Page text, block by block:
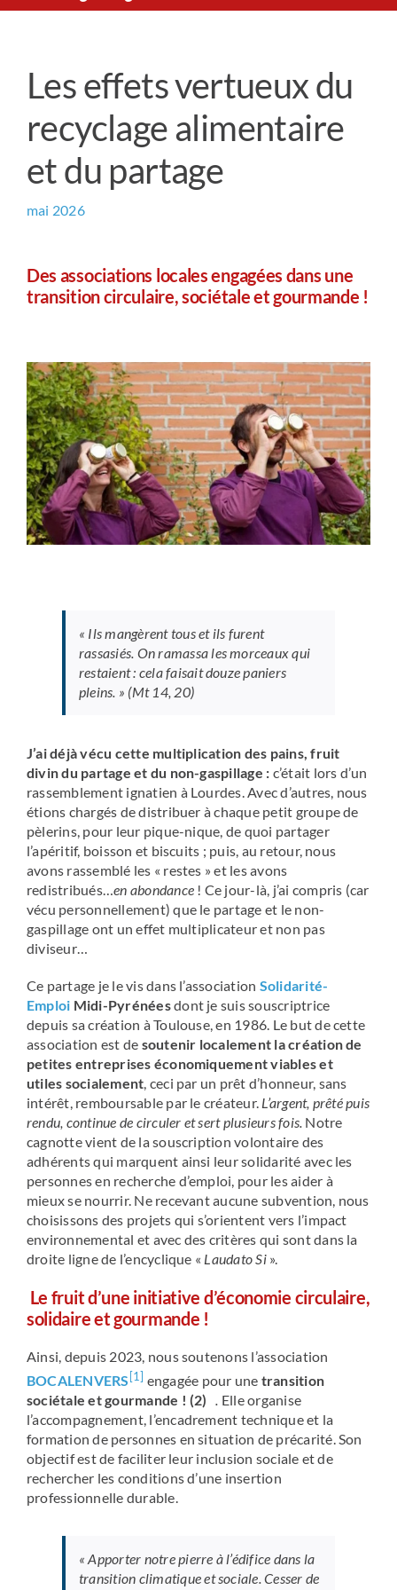
Prière universelle
Qui sommes-nous ?
Contact
Les effets vertueux du
recyclage alimentaire
et du partage
mai 2026
Des associations locales engagées dans une
transition circulaire, sociétale et gourmande !
« Ils mangèrent tous et ils furent
rassasiés. On ramassa les morceaux qui
restaient : cela faisait douze paniers
pleins. » (Mt 14, 20)
J’ai déjà vécu cette multiplication des pains, fruit
divin du partage et du non-gaspillage : c’était lors d’un
rassemblement ignatien à Lourdes. Avec d’autres, nous
étions chargés de distribuer à chaque petit groupe de
pèlerins, pour leur pique-nique, de quoi partager
l’apéritif, boisson et biscuits ; puis, au retour, nous
avons rassemblé les « restes » et les avons
redistribués…en abondance ! Ce jour-là, j’ai compris (car
vécu personnellement) que le partage et le non-
gaspillage ont un effet multiplicateur et non pas
diviseur…
Ce partage je le vis dans l’association Solidarité-
Emploi Midi-Pyrénéesdont je suis souscriptrice
depuis sa création à Toulouse, en 1986. Le but de cette
association est de soutenir localement la création de
petites entreprises économiquement viables et
utiles socialement, ceci par un prêt d’honneur, sans
intérêt, remboursable par le créateur. L’argent, prêté puis
rendu, continue de circuler et sert plusieurs fois. Notre
cagnotte vient de la souscription volontaire des
adhérents qui marquent ainsi leur solidarité avec les
personnes en recherche d’emploi, pour les aider à
mieux se nourrir. Ne recevant aucune subvention, nous
choisissons des projets qui s’orientent vers l’impact
environnemental et avec des critères qui sont dans la
droite ligne de l’encyclique « Laudato Si».
Le fruit d’une initiative d’économie circulaire,
solidaire et gourmande !
Ainsi, depuis 2023, nous soutenons l’association
BOCALENVERS [1] engagée pour une transition
sociétale et gourmande ! (2)
. Elle organise
l’accompagnement, l’encadrement technique et la
formation de personnes en situation de précarité. Son
objectif est de faciliter leur inclusion sociale et de
rechercher les conditions d’une insertion
professionnelle durable.
« Apporter notre pierre à l’édifice dans la
transition climatique et sociale.Cesser de